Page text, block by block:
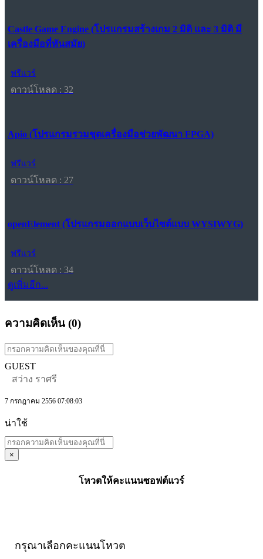
Castle Game Engine (โปรแกรมสร้างเกม 2 มิติ และ 3 มิติ มี
เครื่องมือที่ทันสมัย)
ฟรีแวร์
ดาวน์โหลด : 32
Apio (โปรแกรมรวมชุดเครื่องมือช่วยพัฒนา FPGA)
ฟรีแวร์
ดาวน์โหลด : 27
openElement (โปรแกรมออกแบบเว็บไซต์แบบ WYSIWYG)
ฟรีแวร์
ดาวน์โหลด : 34
ดูเพิ่มอีก...
ความคิดเห็น (0)
GUEST
สว่าง ราศรี
7 กรกฎาคม 2556 07:08:03
น่าใช้
×
โหวตให้คะแนนซอฟต์แวร์
กรุณาเลือกคะแนนโหวต